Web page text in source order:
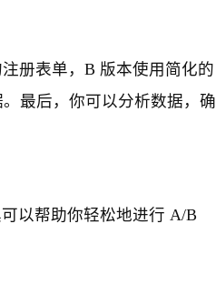
册表单，B 版本使用简化的
最后，你可以分析数据，确
以帮助你轻松地进行 A/B